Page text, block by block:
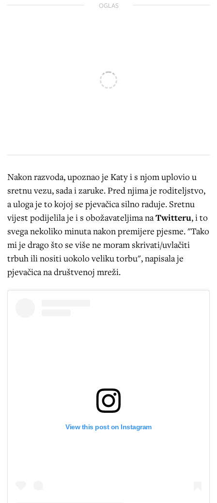
OGLAS
Nakon razvoda, upoznao je Katy i s njom uplovio u
sretnu vezu, sada i zaruke. Pred njima je roditeljstvo,
a uloga je to kojoj se pjevačica silno raduje. Sretnu
vijest podijelila je i s obožavateljima na Twitteru, i to
svega nekoliko minuta nakon premijere pjesme. "Tako
mi je drago što se više ne moram skrivati/uvlačiti
trbuh ili nositi uokolo veliku torbu", napisala je
pjevačica na društvenoj mreži.
View this post on Instagram